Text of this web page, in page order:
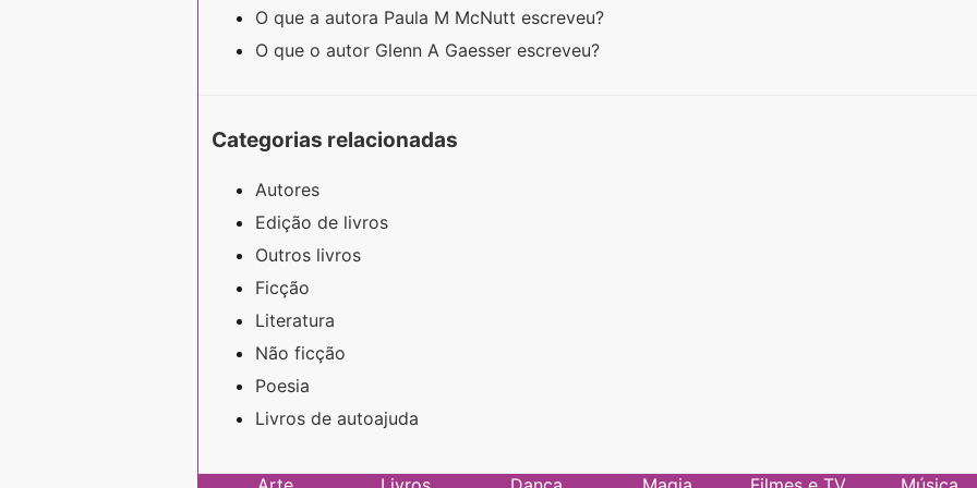
O que a autora Paula M McNutt escreveu?
O que o autor Glenn A Gaesser escreveu?
Categorias relacionadas
Autores
Edição de livros
Outros livros
Ficção
Literatura
Não ficção
Poesia
Livros de autoajuda